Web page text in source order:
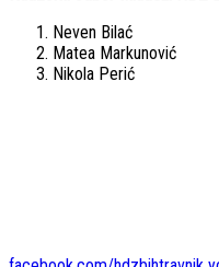
Neven Bilać
Matea Markunović
Nikola Perić